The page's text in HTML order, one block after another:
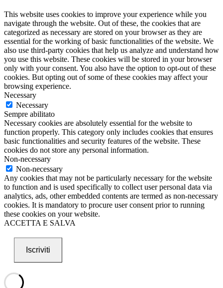
This website uses cookies to improve your experience while you
navigate through the website. Out of these, the cookies that are
categorized as necessary are stored on your browser as they are
essential for the working of basic functionalities of the website. We
also use third-party cookies that help us analyze and understand how
you use this website. These cookies will be stored in your browser
only with your consent. You also have the option to opt-out of these
cookies. But opting out of some of these cookies may affect your
browsing experience.
Necessary
Necessary
Sempre abilitato
Necessary cookies are absolutely essential for the website to
function properly. This category only includes cookies that ensures
basic functionalities and security features of the website. These
cookies do not store any personal information.
Non-necessary
Non-necessary
Any cookies that may not be particularly necessary for the website
to function and is used specifically to collect user personal data via
analytics, ads, other embedded contents are termed as non-necessary
cookies. It is mandatory to procure user consent prior to running
these cookies on your website.
ACCETTA E SALVA
Iscriviti